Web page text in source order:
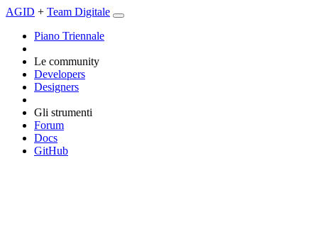
AGID + Team Digitale
Piano Triennale
Le community
Developers
Designers
Gli strumenti
Forum
Docs
GitHub